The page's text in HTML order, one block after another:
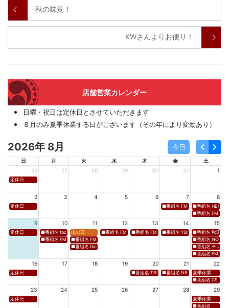
秋の味覚！
KWさんよりお便り！
店舗営業カレンダー
日曜・祝日は定休日とさせていただきます
８月のみ夏季休業する日がございます（その年により変動あり）
2026年 8月 今日
日 月 火 水 木 金
土
26
27 28 29 30 31 1
定休日
2 3 4 5 6 7 8
定休日 ■番組名 FM新潟「SOUND
■番組名 HBC北
■番組名 FM 福
9 10 11 12 13 14 15
定休日 ■番組名 tbcラジオ「en∞Voyage(エン・ボヤージュ)」 ■放送日時 https://www.tbc-
山の日 ■番組名 FM高知「Hi-Six Shake！Shake！Shake！」 ■放
■番組名 FM岩手「夕刊ラジオ（YOU CAN
■番組名 YBS山梨放送「やまな
■番組名 秋田朝
■番組名 FM秋田「mix」 ■放送日時 https://www.fm-akita.co.jp/program/ ※黒沢 薫、安岡
■番組名 FM山形「WAVE4yamagata EXCEED」 ■放送日時 https://■番組名 NCC長
■番組名 tbc東北放送「ウォッチン！みやぎ」 ■放送日時 https://www.tbc-
■番組名 テレビ
■番組名 FM愛媛
16 17 18 19 20 21 22
定休日 ■番組名 TBS「Spicy Sessions THE LIVE」 ■
■番組名 NBS⻑野放送 「グッ
夏季休業
■番組名 CS TBS
23 24 25 26 27 28 29
定休日
夏季休業
■番組名